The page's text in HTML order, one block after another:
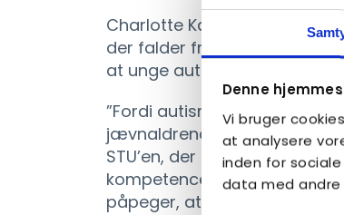
Denne
Vi bruger
at analysere
inden for
data med andre
Charlotte Kaufmanas
der falder fra FGU for i
at unge autister er klar til at
”Fordi autisme er en
jævnaldrende, og vi ser, at
STU’en, der gør, at de
kompetencegivende
påpeger, at hun ser al